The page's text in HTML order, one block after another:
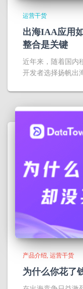
运营干货
出海IAA应用
整合是关键
近年来，随着国内
开发者选择扬帆出
产品介绍 运营干货
为什么你花了